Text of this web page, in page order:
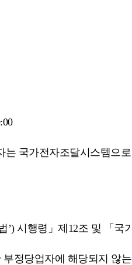
국가전자조달시스템으
시행령」제12조 및 「국
정당업자에 해당되지 않